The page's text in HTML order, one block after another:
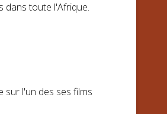
dans toute l'Afrique.
l'un des ses films